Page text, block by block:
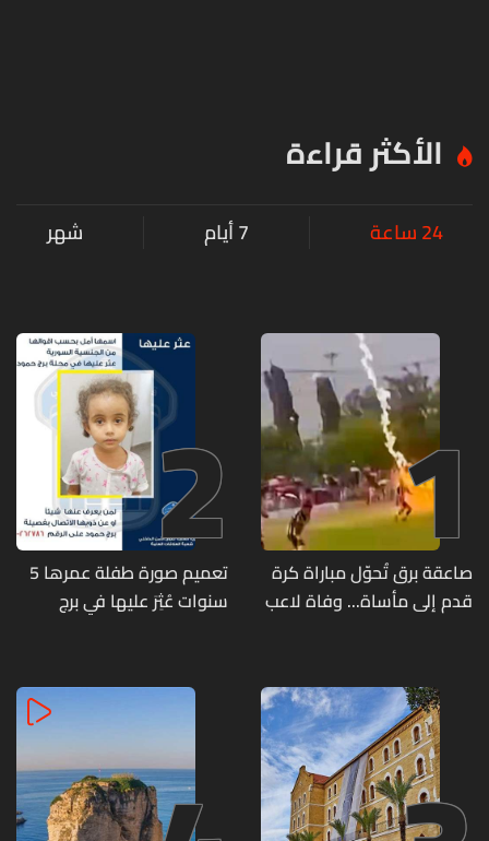
الأكثر قراءة
24 ساعة 7 أيام شهر
1
صاعقة برق تُحوّل مباراة كرة
قدم إلى مأساة... وفاة لاعب
2
تعميم صورة طفلة عمرها 5
سنوات عُثِرَ عليها في برج